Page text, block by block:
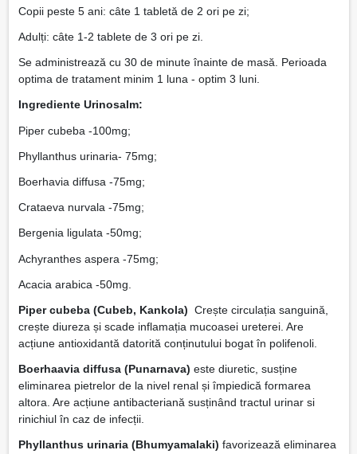
Copii peste 5 ani: câte 1 tabletă de 2 ori pe zi;
Adulți: câte 1-2 tablete de 3 ori pe zi.
Se administrează cu 30 de minute înainte de masă. Perioada
optima de tratament minim 1 luna - optim 3 luni.
Ingrediente Urinosalm:
Piper cubeba -100mg;
Phyllanthus urinaria- 75mg;
Boerhavia diffusa -75mg;
Crataeva nurvala -75mg;
Bergenia ligulata -50mg;
Achyranthes aspera -75mg;
Acacia arabica -50mg.
Piper cubeba (Cubeb, Kankola) Crește circulația sanguină,
crește diureza și scade inflamația mucoasei ureterei. Are
acțiune antioxidantă datorită conținutului bogat în polifenoli.
Boerhaavia diffusa (Punarnava) este diuretic, susține
eliminarea pietrelor de la nivel renal și împiedică formarea
altora. Are acțiune antibacteriană susținând tractul urinar si
rinichiul în caz de infecții.
Phyllanthus urinaria (Bhumyamalaki) favorizează eliminarea